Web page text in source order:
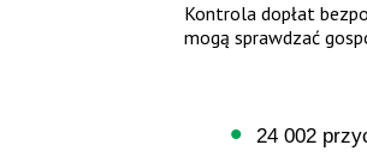
Kontrola dopłat
mogą sprawdzać
24 002